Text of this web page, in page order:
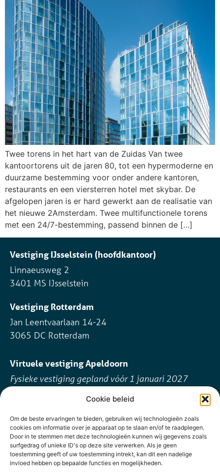
Cookie beleid
Om de beste ervaringen te bieden, gebruiken wij technologieën zoals
cookies om informatie over je apparaat op te slaan en/of te raadplegen.
Door in te stemmen met deze technologieën kunnen wij gegevens zoals
surfgedrag of unieke ID's op deze site verwerken. Als je geen
toestemming geeft of uw toestemming intrekt, kan dit een nadelige
invloed hebben op bepaalde functies en mogelijkheden.
Twee torens in het hart van de Zuidas Van twee
kantoortorens uit de jaren 80, tot een hypermoderne en
duurzame bestemming voor onder andere kantoren,
restaurants en een viersterren hotel met skybar. De
afgelopen jaren is er hard gewerkt aan de realisatie van
het nieuwe 2Amsterdam. Twee multifunctionele torens
met een 24/7-bestemming, passend binnen de […]
Vestiging IJsselstein (hoofdkantoor)
Linnaeusweg 2
3401 MS IJsselstein
Vestiging Rotterdam
Jan Leentvaarlaan 14-24
3065 DC Rotterdam
Virtuele vestiging Apeldoorn
Fysieke vestiging gepland vóór 1 januari 2027
088 88 20 200
info@tbn.nl
Volg ons online